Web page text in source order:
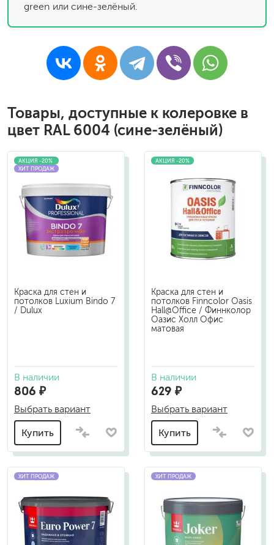
green или cине-зелёный.
Товары, доступные к колеровке в
цвет RAL 6004 (cине-зелёный)
АКЦИЯ -20%
ХИТ ПРОДАЖ
Краска для стен и
потолков Luxium Bindo 7
/ Dulux
В наличии
806 ₽
Выбрать вариант
Купить
АКЦИЯ -20%
Краска для стен и
потолков Finncolor Oasis
Hall@Office / Финнколор
Оазис Холл Офис
матовая
В наличии
629 ₽
Выбрать вариант
Купить
ХИТ ПРОДАЖ ХИТ ПРОДАЖ